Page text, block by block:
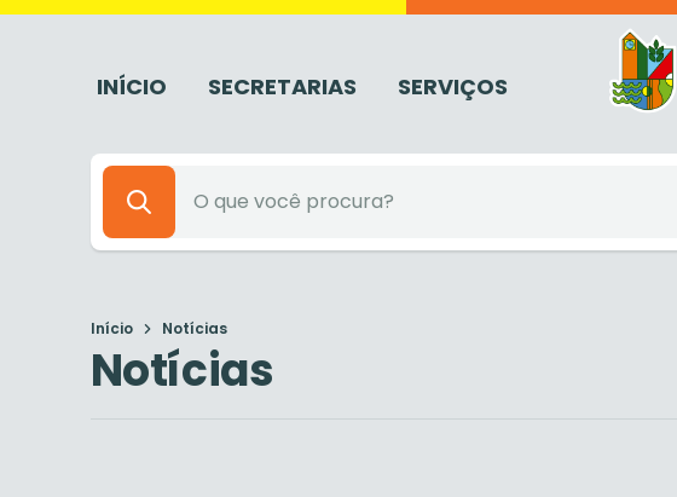
INÍCIO SECRETARIAS SERVIÇOS
Início Notícias
Notícias